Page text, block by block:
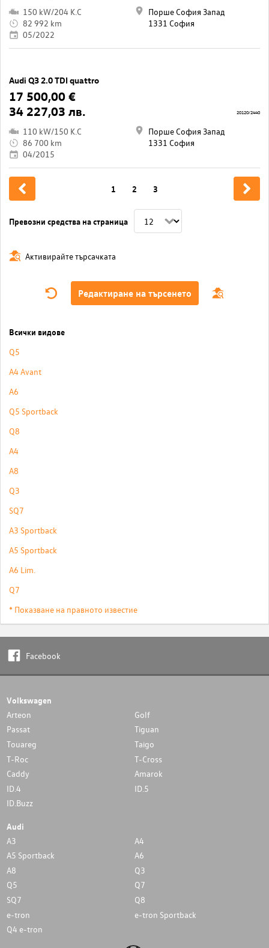
150 kW/204 K.C
82 992 km
05/2022
Порше София Запад
1331 София
Audi Q3 2.0 TDI quattro
17 500,00 €
34 227,03 лв.
110 kW/150 K.C
86 700 km
04/2015
Порше София Запад
1331 София
20120/2440
Превозни средства на страница
1 2 3
Активирайте търсачката
Редактиране на търсенето
Всички видове
Q5
A4 Avant
A6
Q5 Sportback
Q8
A4
A8
Q3
SQ7
A3 Sportback
A5 Sportback
A6 Lim.
Q7
* Показване на правното известие
Facebook
Volkswagen
Arteon
Golf
Passat
Tiguan
Touareg
Taigo
T-Roc
T-Cross
Caddy
Amarok
ID.4
ID.5
ID.Buzz
Audi
A3
A4
A5 Sportback
A6
A8
Q3
Q5
Q7
SQ7
Q8
e-tron
e-tron Sportback
Q4 e-tron